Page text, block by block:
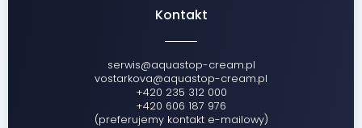
Kontakt
serwis@aquastop-cream.pl
vostarkova@aquastop-cream.pl
+420 235 312 000
+420 606 187 976
(preferujemy kontakt e-mailowy)